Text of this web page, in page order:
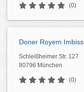
(0)
Doner Royem Imbiss
Schleißheimer Str. 127
80796 München
(0)